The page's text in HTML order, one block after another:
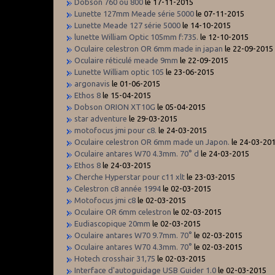
Dobson 760 ou 800 le 17-11-2015
Lunette 127mm Meade série 5000 le 07-11-2015
Lunette Meade 127 série 5000 le 14-10-2015
lunette William Optic 105mm f:735. le 12-10-2015
Oculaire celestron OR 6mm made in japan le 22-09-2015
Oculaire réticulé meade 9mm le 22-09-2015
Lunette William optic 105 le 23-06-2015
argonavis le 01-06-2015
Ethos 8 le 15-04-2015
Dobson ORION XT10G le 05-04-2015
star adventure le 29-03-2015
motofocus jmi pour c8. le 24-03-2015
Oculaire celestron OR 6mm made un Japon. le 24-03-
Oculaire antares W70 4.3mm. 70° d le 24-03-2015
Ethos 8 le 24-03-2015
Cherche Hyperstar pour c11 xlt le 23-03-2015
Celestron c8 année 1994 le 02-03-2015
Motofocus jmi c8 le 02-03-2015
Oculaire OR 6mm celestron le 02-03-2015
Eudiascopique 20mm le 02-03-2015
Oculaire antares W70 9.7mm. 70° le 02-03-2015
Oculaire antares W70 4.3mm. 70° le 02-03-2015
Hotech crosshair 31,75 le 02-03-2015
Interface d'autoguidage USB Guider 1.0 le 02-03-2015